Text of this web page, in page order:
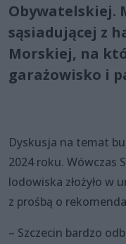
Obywatelskiej.
sąsiadującej z
Morskiej, na
garażowisko i
Dyskusja na temat
2024 roku. Wówczas
lodowiska złożyło w
z prośbą o
– Szczecin bardzo